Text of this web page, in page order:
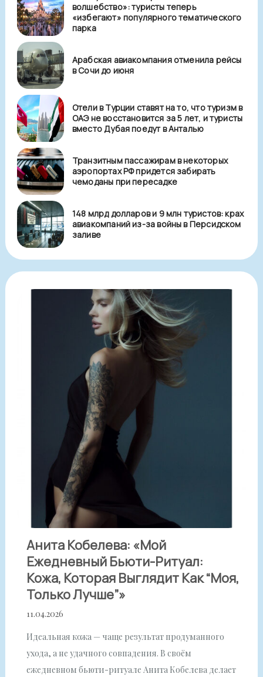
волшебство»: туристы теперь
«избегают» популярного тематического
парка
Арабская авиакомпания отменила рейсы
в Сочи до июня
Отели в Турции ставят на то, что туризм в
ОАЭ не восстановится за 5 лет, и туристы
вместо Дубая поедут в Анталью
Транзитным пассажирам в некоторых
аэропортах РФ придется забирать
чемоданы при пересадке
148 млрд долларов и 9 млн туристов: крах
авиакомпаний из-за войны в Персидском
заливе
Анита Кобелева: «Мой
Ежедневный Бьюти-Ритуал:
Кожа, Которая Выглядит Как “моя,
Только Лучше”»
11.04.2026
Идеальная кожа — чаще результат продуманного
ухода, а не удачного совпадения. В своём
ежедневном бьюти-ритуале Анита Кобелева делает